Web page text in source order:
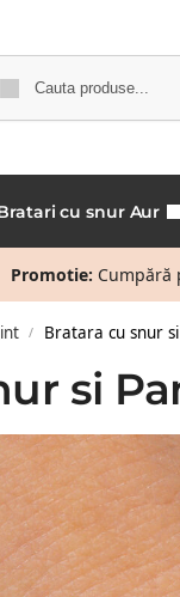
cu snur Aur
Promotie: Cumpără
/ Bratara cu snur
si